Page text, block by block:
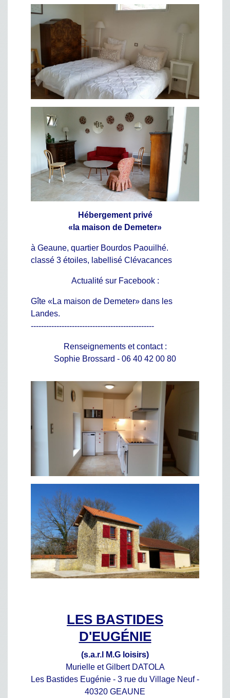
Hébergement privé
«la maison de Demeter»
à Geaune, quartier Bourdos Paouilhé.
classé 3 étoiles, labellisé Clévacances
Actualité sur Facebook :
Gîte «La maison de Demeter» dans les
Landes.
------------------------------------------------
Renseignements et contact :
Sophie Brossard - 06 40 42 00 80
LES BASTIDES
D'EUGÉNIE
(s.a.r.l M.G loisirs)
Murielle et Gilbert DATOLA
Les Bastides Eugénie - 3 rue du Village Neuf -
40320 GEAUNE